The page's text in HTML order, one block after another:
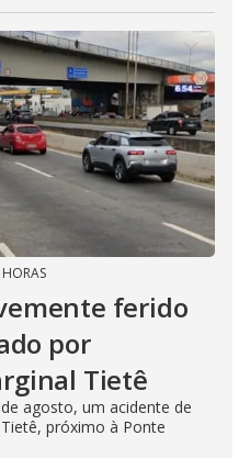
ferido
por
Tietê
agosto, um acidente de
próximo à Ponte